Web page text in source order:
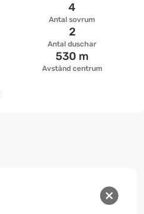
Antal sovrum
4
Antal duschar
2
Avstånd centrum
530 m